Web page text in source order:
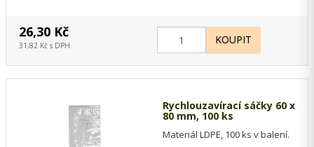
26,30 Kč
31,82 Kč s DPH
Rychlouzavírací sáčky 60 x
80 mm, 100 ks
Materiál LDPE, 100 ks v balení.